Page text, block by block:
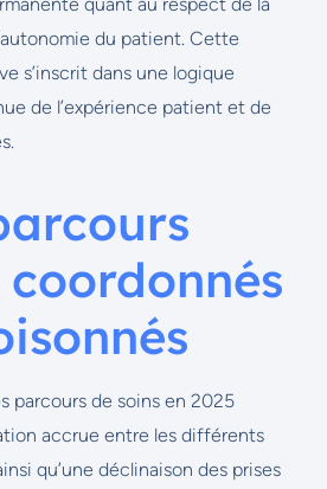
du patient. Cette
s’inscrit dans une logique
de l’expérience patient et de
parcours de soins en 2025
accrue entre les différents
qu’une déclinaison des prises